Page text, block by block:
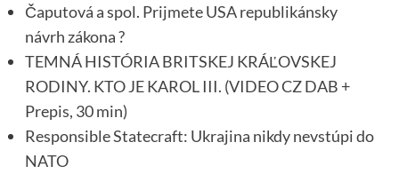
Čaputová a spol. Prijmete USA republikánsky
návrh zákona ?
TEMNÁ HISTÓRIA BRITSKEJ KRÁĽOVSKEJ
RODINY. KTO JE KAROL III. (VIDEO CZ DAB +
Prepis, 30 min)
Responsible Statecraft: Ukrajina nikdy nevstúpi do
NATO